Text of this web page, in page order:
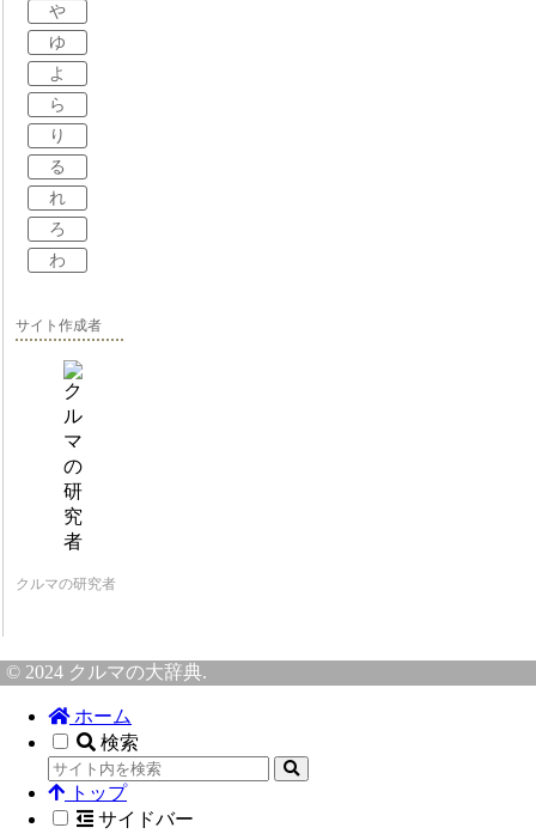
や
ゆ
よ
ら
り
る
れ
ろ
わ
サイト作成者
クルマの研究者
© 2024 クルマの大辞典.
ホーム
検索
トップ
サイドバー